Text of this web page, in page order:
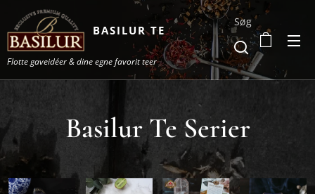
BASILUR TE
Flotte gaveidéer & dine egne favorit teer
Søg
Basilur Te Serier